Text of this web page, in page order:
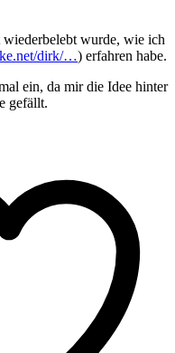
wiederbelebt wurde, wie ich
dirk/…) erfahren habe.
ein, da mir die Idee hinter
gefällt.